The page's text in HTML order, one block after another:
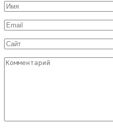
Имя
*
Email
*
Сайт
Комментарий